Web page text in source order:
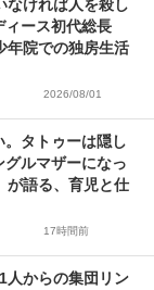
なければ人を殺し
ィース初代総長
年院での独房生活
2026/08/01
タトゥーは隠し
ルマザーになっ
が語る、育児と仕
17時間前
人からの集団リン